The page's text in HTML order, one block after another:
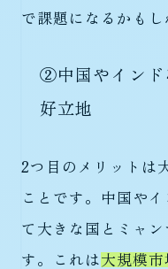
で課題になるかもし
②中国やインド
好立地
2つ目のメリットは
ことです。中国や
て大きな国とミャ
す。これは 大規模市